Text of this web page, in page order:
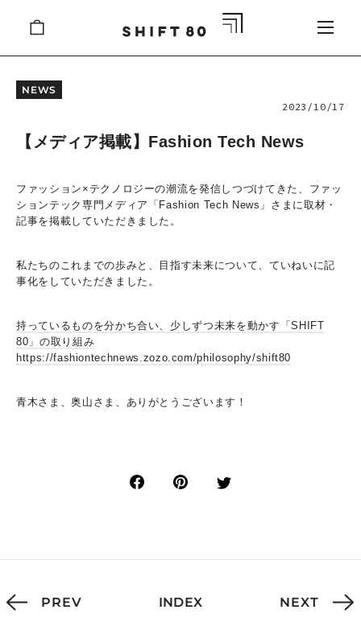
NEWS
2023/10/17
【メディア掲載】Fashion Tech News
ファッション×テクノロジーの潮流を発信しつづけてきた、ファッ
ションテック専門メディア「Fashion Tech News」さまに取材・
記事を掲載していただきました。
私たちのこれまでの歩みと、目指す未来について、ていねいに記
事化をしていただきました。
持っているものを分かち合い、少しずつ未来を動かす「SHIFT
80」の取り組み
https://fashiontechnews.zozo.com/philosophy/shift80
青木さま、奥山さま、ありがとうございます！
PREV INDEX NEXT